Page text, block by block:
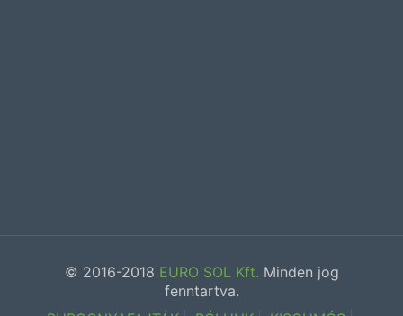
© 2016-2018 EURO SOL Kft. Minden jog
fenntartva.